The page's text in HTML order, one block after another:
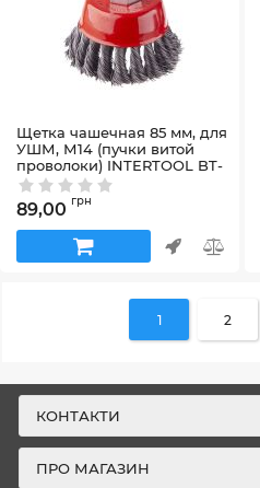
Щетка чашечная 85 мм, для
УШМ, М14 (пучки витой
проволоки) INTERTOOL BT-
2085
Артикул: BT-2085
89,00 грн
1 2
КОНТАКТИ
ПРО МАГАЗИН